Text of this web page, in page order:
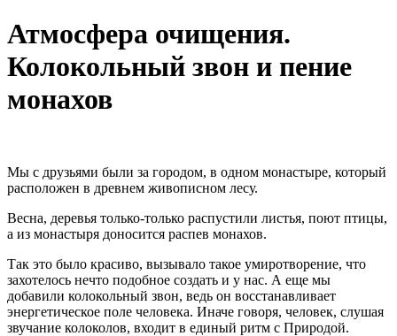
Атмосфера очищения.
Колокольный звон и пение
монахов
Мы с друзьями были за городом, в одном монастыре, который
расположен в древнем живописном лесу.
Весна, деревья только-только распустили листья, поют птицы,
а из монастыря доносится распев монахов.
Так это было красиво, вызывало такое умиротворение, что
захотелось нечто подобное создать и у нас. А еще мы
добавили колокольный звон, ведь он восстанавливает
энергетическое поле человека. Иначе говоря, человек, слушая
звучание колоколов, входит в единый ритм с Природой.